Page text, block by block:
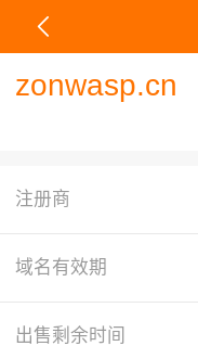
zonwasp.cn
注册商
域名有效期
出售剩余时间